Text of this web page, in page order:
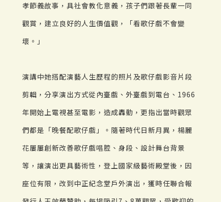
孝節義故事，具社會教化意義，孩子們跟著長輩一同
觀賞，建立良好的人生價值觀，「看歌仔戲不會變
壞。」
演講中她搭配演藝人生歷程的照片及歌仔戲影音片段
剪輯，分享演出方式從內臺戲、外臺戲到電台、1966
年開始上電視甚至電影，造成轟動，更指出當時觀眾
們都是「晚餐配歌仔戲」。隨著時代日新月異，楊麗
花屢屢創新改善歌仔戲唱腔、身段、設計舞台背景
等，讓演出更具藝術性，登上國家級藝術殿堂後，因
座位有限，改到中正紀念堂戶外演出，獲時任聯合報